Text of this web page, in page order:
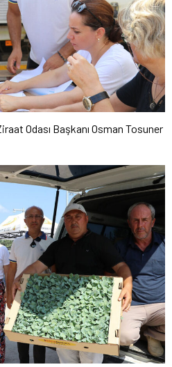
Odası Başkanı Osman Tosuner